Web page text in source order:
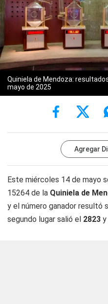
Quiniela de Mendoza:
mayo de 2025
Agregar
Este miércoles 14 de mayo
15264 de la Quiniela de
y el número ganador resultó
segundo lugar salió el 2823 y